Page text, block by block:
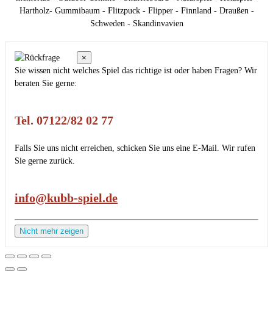
Hartholz- Gummibaum - Flitzpuck - Flipper - Finnland - Draußen -
Schweden - Skandinvavien
×
Sie wissen nicht welches Spiel das richtige ist oder haben Fragen? Wir
beraten Sie gerne:
Tel. 07122/82 02 77
Falls Sie uns nicht erreichen, schicken Sie uns eine E-Mail. Wir rufen
Sie gerne zurück.
info@kubb-spiel.de
Nicht mehr zeigen